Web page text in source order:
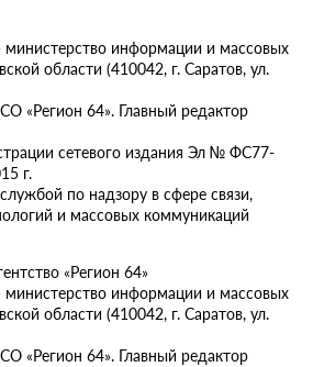
информации и массовых
области (410042, г. Саратов, ул.
«Регион 64». Главный редактор
сетевого издания Эл № ФС77-
г.
по надзору в сфере связи,
и массовых коммуникаций
«Регион 64»
информации и массовых
области (410042, г. Саратов, ул.
«Регион 64». Главный редактор